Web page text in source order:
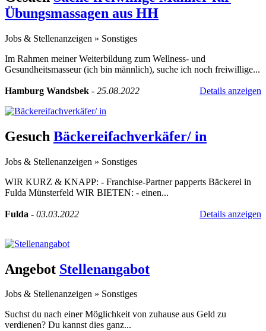
Übungsmassagen aus HH
Jobs & Stellenanzeigen » Sonstiges
Im Rahmen meiner Weiterbildung zum Wellness- und
Gesundheitsmasseur (ich bin männlich), suche ich noch freiwillige...
Hamburg Wandsbek - 25.08.2022 Details anzeigen
Gesuch Bäckereifachverkäfer/ in
Jobs & Stellenanzeigen » Sonstiges
WIR KURZ & KNAPP: - Franchise-Partner papperts Bäckerei in
Fulda Münsterfeld WIR BIETEN: - einen...
Fulda - 03.03.2022 Details anzeigen
Angebot Stellenangabot
Jobs & Stellenanzeigen » Sonstiges
Suchst du nach einer Möglichkeit von zuhause aus Geld zu
verdienen? Du kannst dies ganz...